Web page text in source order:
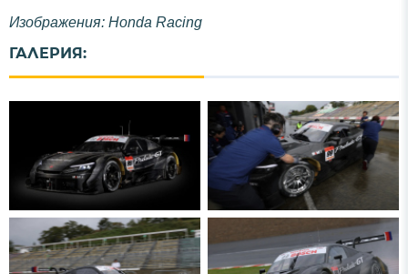
Изображения: Honda Racing
ГАЛЕРИЯ: